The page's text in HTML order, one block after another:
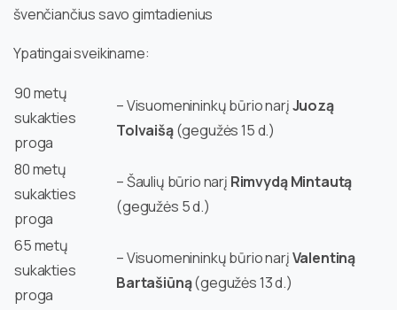
švenčiančius savo gimtadienius
Ypatingai sveikiname:
90 metų
sukakties
proga
– Visuomenininkų būrio narįJuozą
Tolvaišą(gegužės 15 d.)
80 metų
sukakties
proga
– Šaulių būrio narį Rimvydą Mintautą
(gegužės 5 d.)
65 metų
sukakties
proga
– Visuomenininkų būrio narįValentiną
Bartašiūną(gegužės 13 d.)